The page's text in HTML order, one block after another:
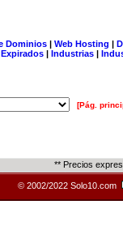
Dominios| Web Hosting |
| Industrias |
[Pág.
** Precios
© 2002/2022 Solo10.com